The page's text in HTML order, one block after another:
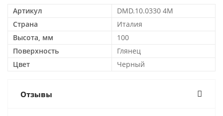
Артикул
DMD.10.0330 4M
Страна
Италия
Высота, мм
100
Поверхность
Глянец
Цвет
Черный
Отзывы